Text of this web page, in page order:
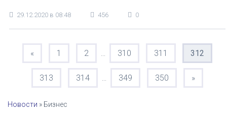
29.12.2020 в 08:48 456 0
« 1 2 310 311 312
313 314 349 350 »
Новости » Бизнес